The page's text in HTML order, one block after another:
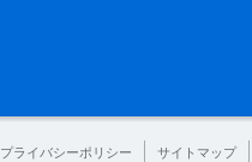
プライバシーポリシー サイトマップ